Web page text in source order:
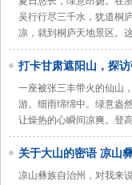
吴行行尽三千水，犹道桐
凉，就到桐庐天地景区。
打卡甘肃遮阳山，探
一座被张三丰带火的仙山
游。细雨绵绵中。绿意盎
让燥热的心瞬间凉爽。登
关于大山的密语 凉山
凉山彝族自治州，对我来